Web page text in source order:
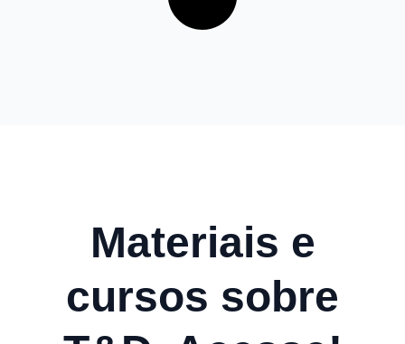
Materiais e
cursos sobre